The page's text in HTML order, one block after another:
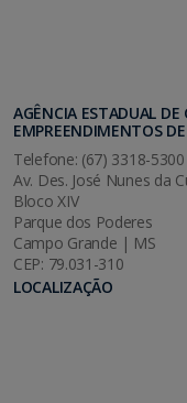
AGÊNCIA ESTADUAL DE
EMPREENDIMENTOS
Telefone: (67) 3318-5300
Av. Des. José Nunes da
Bloco XIV
Parque dos Poderes
Campo Grande | MS
CEP: 79.031-310
LOCALIZAÇÃO